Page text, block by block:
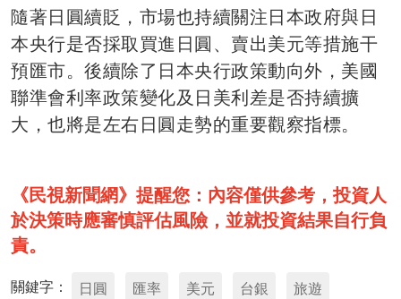
隨著日圓續貶，市場也持續關注日本政府與日
本央行是否採取買進日圓、賣出美元等措施干
預匯市。後續除了日本央行政策動向外，美國
聯準會利率政策變化及日美利差是否持續擴
大，也將是左右日圓走勢的重要觀察指標。
《民視新聞網》提醒您：內容僅供參考，投資人
於決策時應審慎評估風險，並就投資結果自行負
責。
關鍵字： 日圓 匯率 美元 台銀 旅遊